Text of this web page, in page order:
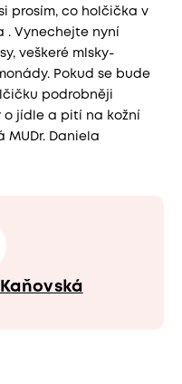
prosím, co holčička v
. Vynechejte nyní
veškeré mlsky-
Pokud se bude
podrobněji
o jídle a pití na kožní
MUDr. Daniela